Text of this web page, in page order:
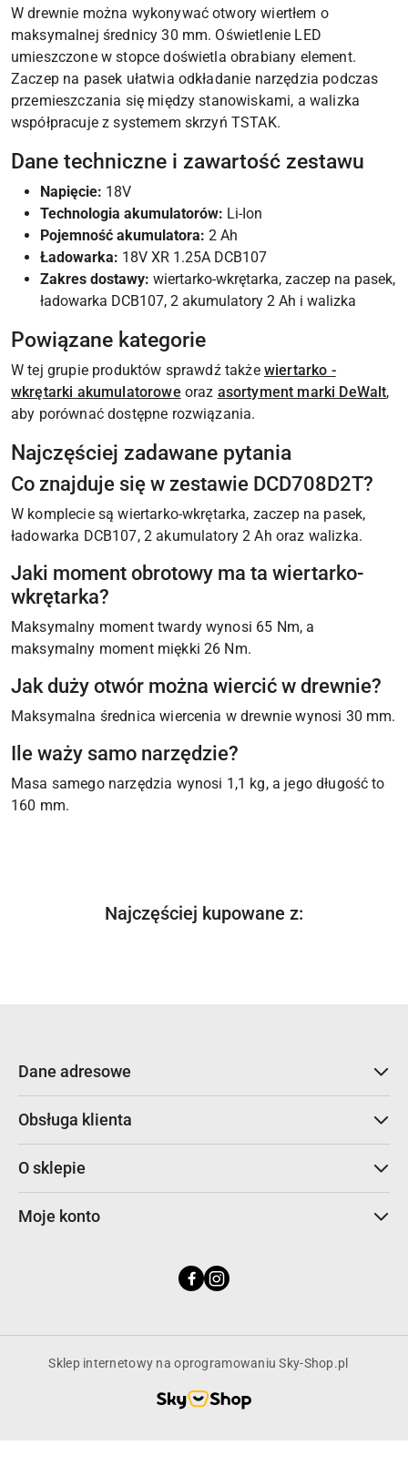
W drewnie można wykonywać otwory wiertłem o
maksymalnej średnicy 30 mm. Oświetlenie LED
umieszczone w stopce doświetla obrabiany element.
Zaczep na pasek ułatwia odkładanie narzędzia podczas
przemieszczania się między stanowiskami, a walizka
współpracuje z systemem skrzyń TSTAK.
Dane techniczne i zawartość zestawu
Napięcie: 18V
Technologia akumulatorów: Li-Ion
Pojemność akumulatora: 2 Ah
Ładowarka: 18V XR 1.25A DCB107
Zakres dostawy: wiertarko-wkrętarka, zaczep na pasek,
ładowarka DCB107, 2 akumulatory 2 Ah i walizka
Powiązane kategorie
W tej grupie produktów sprawdź także wiertarko -
wkrętarki akumulatorowe oraz asortyment marki DeWalt,
aby porównać dostępne rozwiązania.
Najczęściej zadawane pytania
Co znajduje się w zestawie DCD708D2T?
W komplecie są wiertarko-wkrętarka, zaczep na pasek,
ładowarka DCB107, 2 akumulatory 2 Ah oraz walizka.
Jaki moment obrotowy ma ta wiertarko-
wkrętarka?
Maksymalny moment twardy wynosi 65 Nm, a
maksymalny moment miękki 26 Nm.
Jak duży otwór można wiercić w drewnie?
Maksymalna średnica wiercenia w drewnie wynosi 30 mm.
Ile waży samo narzędzie?
Masa samego narzędzia wynosi 1,1 kg, a jego długość to
160 mm.
Pomiń karuzelę produktów
Produkty
Najczęściej kupowane z:
Dane adresowe
Obsługa klienta
O sklepie
Moje konto
Sklep internetowy na oprogramowaniu Sky-Shop.pl